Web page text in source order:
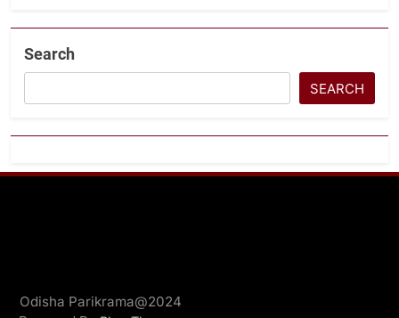
Search
SEARCH
Odisha Parikrama@2024